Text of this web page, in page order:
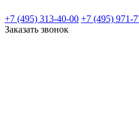
+7 (495) 313-40-00 +7 (495) 971-
Заказать звонок